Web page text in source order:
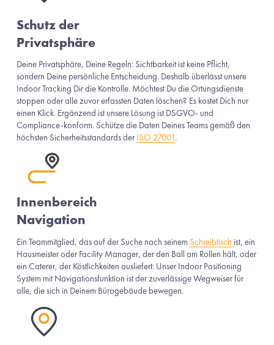
Schutz der
Privatsphäre
Deine Privatsphäre, Deine Regeln: Sichtbarkeit ist keine Pflicht,
sondern Deine persönliche Entscheidung. Deshalb überlässt unsere
Indoor Tracking Dir die Kontrolle. Möchtest Du die Ortungsdienste
stoppen oder alle zuvor erfassten Daten löschen? Es kostet Dich nur
einen Klick. Ergänzend ist unsere Lösung ist DSGVO- und
Compliance-konform. Schütze die Daten Deines Teams gemäß den
höchsten Sicherheitsstandards der ISO 27001.
Innenbereich
Navigation
Ein Teammitglied, das auf der Suche nach seinem Schreibtisch ist, ein
Hausmeister oder Facility Manager, der den Ball am Rollen hält, oder
ein Caterer, der Köstlichkeiten ausliefert: Unser Indoor Positioning
System mit Navigationsfunktion ist der zuverlässige Wegweiser für
alle, die sich in Deinem Bürogebäude bewegen.